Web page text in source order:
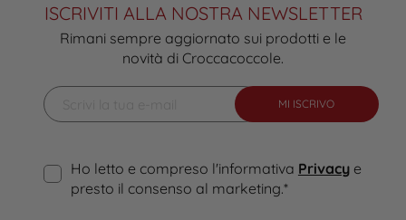
ISCRIVITI ALLA NOSTRA NEWSLETTER
Rimani sempre aggiornato sui prodotti e le
novità di Croccacoccole.
MI ISCRIVO
Ho letto e compreso l'informativa Privacye
presto il consenso al marketing.*